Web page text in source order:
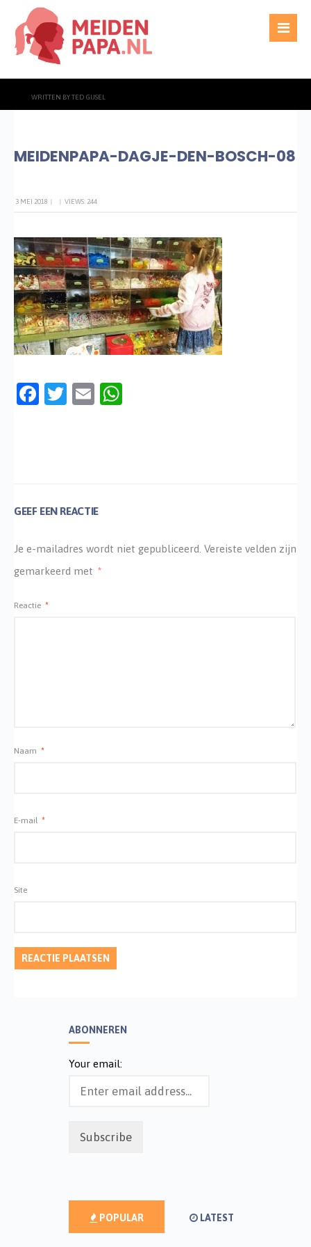
WRITTEN BYTED GIJSEL
MEIDENPAPA-DAGJE-DEN-BOSCH-08
3 MEI 2018 | | VIEWS: 244
Facebook
Twitter
Email
GEEF EEN REACTIE
Je e-mailadres wordt niet gepubliceerd. Vereiste velden zijn
gemarkeerd met *
Reactie *
Naam *
E-mail *
Site
ABONNEREN
Your email:
POPULAR LATEST